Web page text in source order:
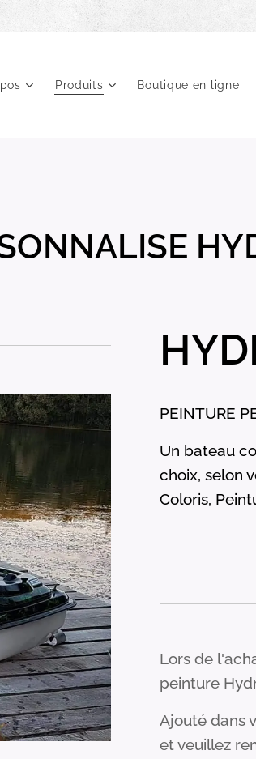
Produits Boutique en ligne
PEINTURE
Un bateau
choix, selon
Coloris,
Lors de
peinture
Ajouté dans
et veuillez